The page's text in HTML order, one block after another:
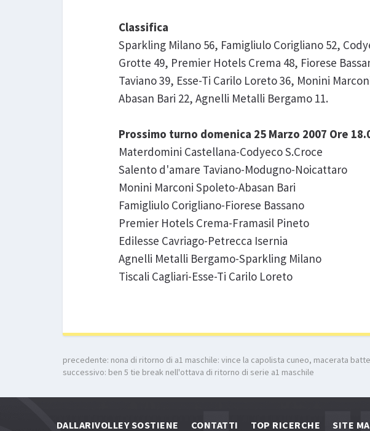
Classifica
Sparkling Milano 56, Famigliulo Corigliano 52,
Grotte 49, Premier Hotels Crema 48, Fiorese
Taviano 39, Esse-Ti Carilo Loreto 36, Monini
Abasan Bari 22, Agnelli Metalli Bergamo 11.
Prossimo turno domenica 25 Marzo 2007 Ore
Materdomini Castellana-Codyeco S.Croce
Salento d'amare Taviano-Modugno-Noicattaro
Monini Marconi Spoleto-Abasan Bari
Famigliulo Corigliano-Fiorese Bassano
Premier Hotels Crema-Framasil Pineto
Edilesse Cavriago-Petrecca Isernia
Agnelli Metalli Bergamo-Sparkling Milano
Tiscali Cagliari-Esse-Ti Carilo Loreto
precedente: nona di ritorno di a1 maschile: vince la capolista cuneo, macerata
successivo: ben 5 tie break nell'ottava di ritorno di serie a1 maschile
DALLARIVOLLEY SOSTIENE CONTATTI TOP RICERCHE SITE